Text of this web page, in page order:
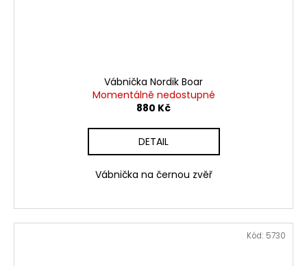
Vábnička Nordik Boar
Momentálně nedostupné
880 Kč
DETAIL
Vábnička na černou zvěř
Kód: 5730